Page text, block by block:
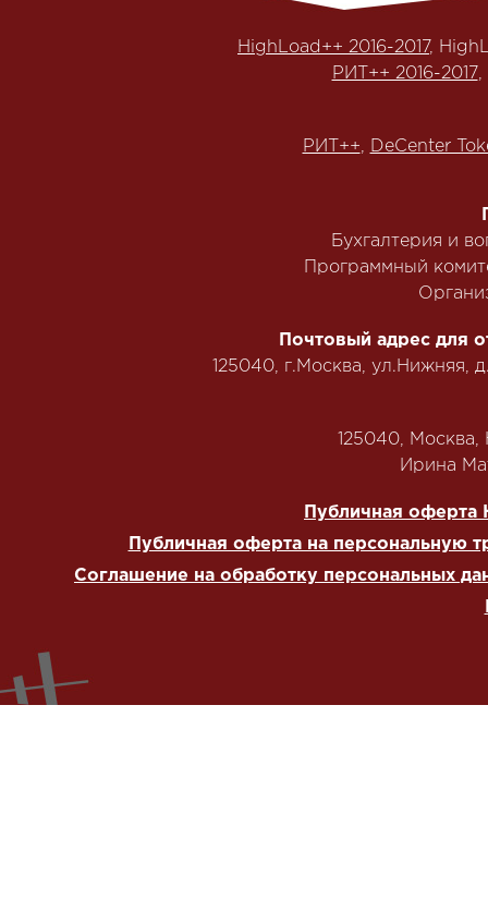
HighLoad++ 2016-2017,
РИТ++ 2016-2017,
РИТ++, DeCenter
Бухгалтерия и
Программный
Почтовый адрес для
125040, г.Москва, ул.Нижняя,
125040,
‭Ирина
Публичная оферта
Публичная оферта на персональную
Соглашение на обработку персональных